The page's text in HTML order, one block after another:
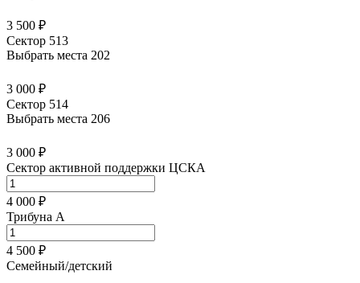
3 500 ₽
Сектор 513
Выбрать места 202
3 000 ₽
Сектор 514
Выбрать места 206
3 000 ₽
Сектор активной поддержки ЦСКА
4 000 ₽
Трибуна А
4 500 ₽
Семейный/детский